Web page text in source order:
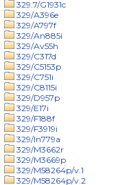
329.7/G1931c
329/A396e
329/A797f
329/An885i
329/Av55h
329/C317d
329/C5153p
329/C751i
329/C8115i
329/D957p
329/E17i
329/F188f
329/F3919i
329/In779a
329/M3662r
329/M3669p
329/M58264p/v.1
329/M58264p/v.2